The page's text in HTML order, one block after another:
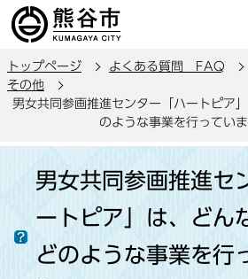
の
ー
先
トップページ よくある質問 FAQ
その他
男女共同参画推進センター「ハートピア
のような事業を行っていま
男女共同参画推進セ
ートピア」は、どん
どのような事業を行